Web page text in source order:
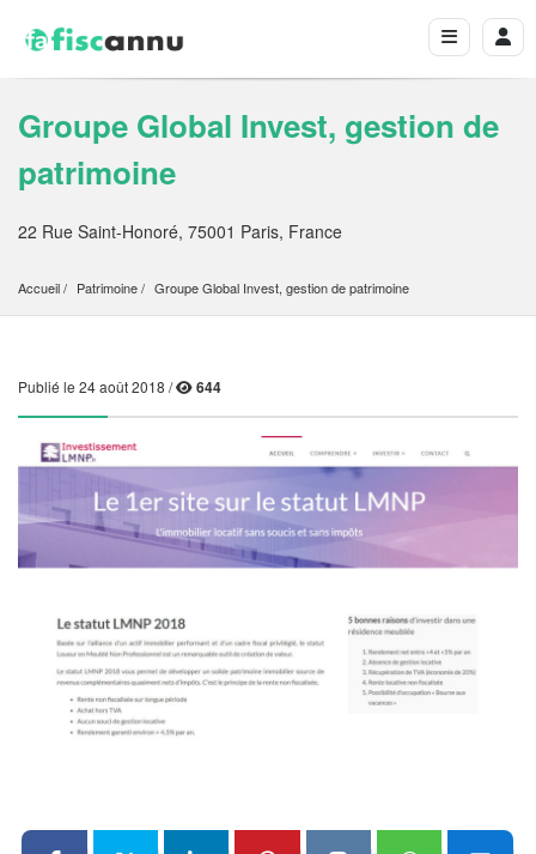
Groupe Global Invest, gestion de
patrimoine
22 Rue Saint-Honoré, 75001 Paris, France
Accueil Patrimoine Groupe Global Invest, gestion de patrimoine
Publié le 24 août 2018 / 644